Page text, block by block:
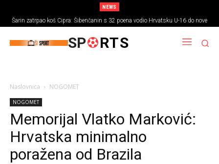
NEWS
Šarin zatrpao koš Cipra: Šibenčanin s 32 poena vodio Hrvatsku U-16 do nove
pobjede
SP RTS
Naslovnica NOGOMET
NOGOMET
Memorijal Vlatko Marković:
Hrvatska minimalno
poražena od Brazila